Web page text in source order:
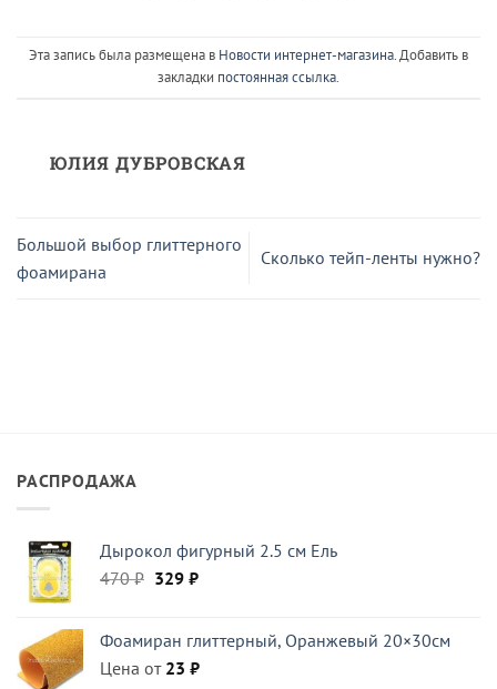
Эта запись была размещена в Новости интернет-магазина. Добавить в
закладки постоянная ссылка.
ЮЛИЯ ДУБРОВСКАЯ
Большой выбор глиттерного
фоамирана
Сколько тейп-ленты нужно?
РАСПРОДАЖА
Дырокол фигурный 2.5 см Ель
470₽ Первоначальная
470 ₽.
329 ₽Текущая
Фоамиран глиттерный, Оранжевый 20×30см
Цена от 23 ₽